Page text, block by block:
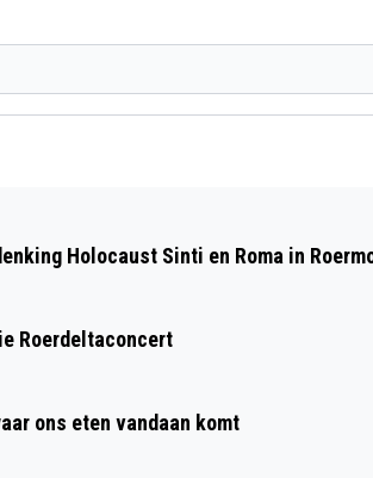
MOLENBEERSEL
Holocaust Sinti en Roma in
Roerdeltaconcert
ons eten vandaan komt